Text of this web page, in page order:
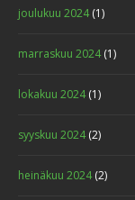
joulukuu 2024(1)
marraskuu 2024(1)
lokakuu 2024(1)
syyskuu 2024(2)
heinäkuu 2024(2)